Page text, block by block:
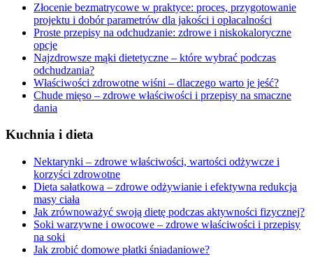
Złocenie bezmatrycowe w praktyce: proces, przygotowanie
projektu i dobór parametrów dla jakości i opłacalności
Proste przepisy na odchudzanie: zdrowe i niskokaloryczne
opcje
Najzdrowsze mąki dietetyczne – które wybrać podczas
odchudzania?
Właściwości zdrowotne wiśni – dlaczego warto je jeść?
Chude mięso – zdrowe właściwości i przepisy na smaczne
dania
Kuchnia i dieta
Nektarynki – zdrowe właściwości, wartości odżywcze i
korzyści zdrowotne
Dieta sałatkowa – zdrowe odżywianie i efektywna redukcja
masy ciała
Jak zrównoważyć swoją dietę podczas aktywności fizycznej?
Soki warzywne i owocowe – zdrowe właściwości i przepisy
na soki
Jak zrobić domowe płatki śniadaniowe?